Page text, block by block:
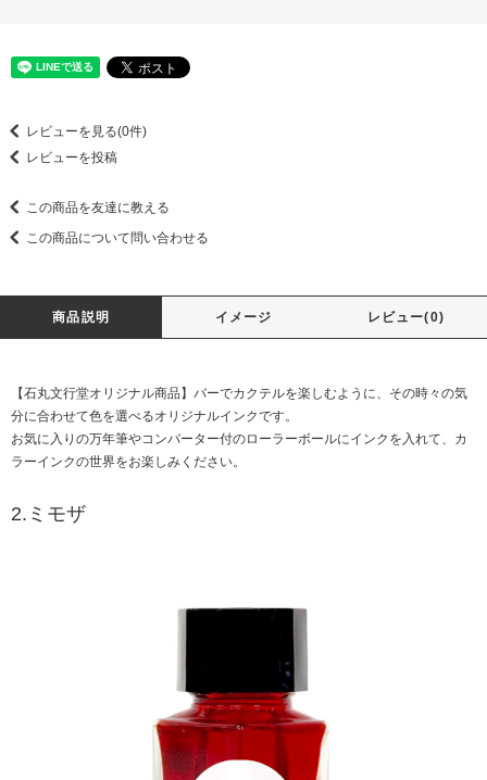
レビューを見る(0件)
レビューを投稿
この商品を友達に教える
この商品について問い合わせる
商品説明 イメージ レビュー(0)
【石丸文行堂オリジナル商品】バーでカクテルを楽しむように、その時々の気
分に合わせて色を選べるオリジナルインクです。
お気に入りの万年筆やコンバーター付のローラーボールにインクを入れて、カ
ラーインクの世界をお楽しみください。
2.ミモザ